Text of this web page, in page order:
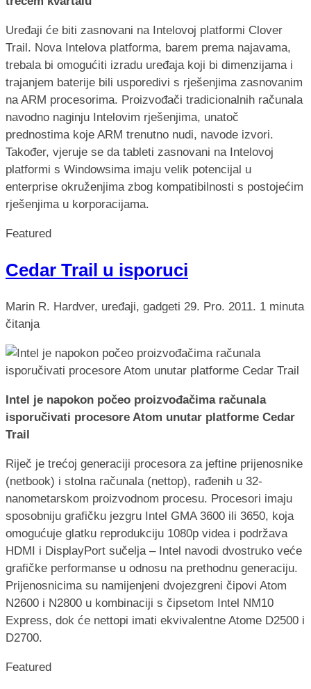
Uređaji će biti zasnovani na Intelovoj platformi Clover
Trail. Nova Intelova platforma, barem prema najavama,
trebala bi omogućiti izradu uređaja koji bi dimenzijama i
trajanjem baterije bili usporedivi s rješenjima zasnovanim
na ARM procesorima. Proizvođači tradicionalnih računala
navodno naginju Intelovim rješenjima, unatoč
prednostima koje ARM trenutno nudi, navode izvori.
Također, vjeruje se da tableti zasnovani na Intelovoj
platformi s Windowsima imaju velik potencijal u
enterprise okruženjima zbog kompatibilnosti s postojećim
rješenjima u korporacijama.
Featured
Cedar Trail u isporuci
Marin R. Hardver, uređaji, gadgeti 29. Pro. 2011. 1 minuta
čitanja
Intel je napokon počeo proizvođačima računala
isporučivati procesore Atom unutar platforme Cedar
Trail
Riječ je trećoj generaciji procesora za jeftine prijenosnike
(netbook) i stolna računala (nettop), rađenih u 32-
nanometarskom proizvodnom procesu. Procesori imaju
sposobniju grafičku jezgru Intel GMA 3600 ili 3650, koja
omogućuje glatku reprodukciju 1080p videa i podržava
HDMI i DisplayPort sučelja – Intel navodi dvostruko veće
grafičke performanse u odnosu na prethodnu generaciju.
Prijenosnicima su namijenjeni dvojezgreni čipovi Atom
N2600 i N2800 u kombinaciji s čipsetom Intel NM10
Express, dok će nettopi imati ekvivalentne Atome D2500 i
D2700.
Featured